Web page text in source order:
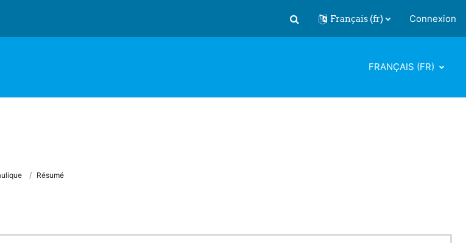
Activer/désactiver la saisie de
Français ‎(fr)‎ Connexion
FRANÇAIS ‎(FR)‎
Résumé